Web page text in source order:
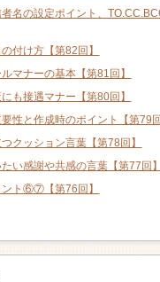
名の設定ポイント、
付け方【第82回】
マナーの基本【第81回】
も接遇マナー【第80回】
性と作成時のポイント【第79回
クッション言葉【第78回】
い感謝や共感の言葉【第77回】
ント⑥⑦【第76回】